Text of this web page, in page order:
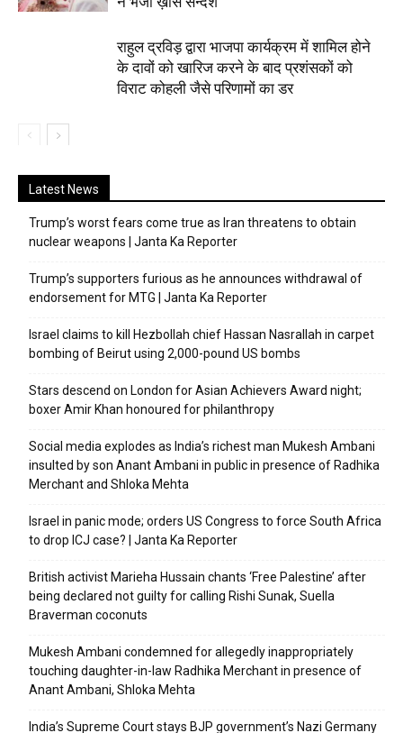
राहुल द्रविड़ द्वारा भाजपा कार्यक्रम में शामिल होने
के दावों को खारिज करने के बाद प्रशंसकों को
विराट कोहली जैसे परिणामों का डर
Latest News
Trump’s worst fears come true as Iran threatens to obtain
nuclear weapons | Janta Ka Reporter
Trump’s supporters furious as he announces withdrawal of
endorsement for MTG | Janta Ka Reporter
Israel claims to kill Hezbollah chief Hassan Nasrallah in carpet
bombing of Beirut using 2,000-pound US bombs
Stars descend on London for Asian Achievers Award night;
boxer Amir Khan honoured for philanthropy
Social media explodes as India’s richest man Mukesh Ambani
insulted by son Anant Ambani in public in presence of Radhika
Merchant and Shloka Mehta
Israel in panic mode; orders US Congress to force South Africa
to drop ICJ case? | Janta Ka Reporter
British activist Marieha Hussain chants ‘Free Palestine’ after
being declared not guilty for calling Rishi Sunak, Suella
Braverman coconuts
Mukesh Ambani condemned for allegedly inappropriately
touching daughter-in-law Radhika Merchant in presence of
Anant Ambani, Shloka Mehta
India’s Supreme Court stays BJP government’s Nazi Germany